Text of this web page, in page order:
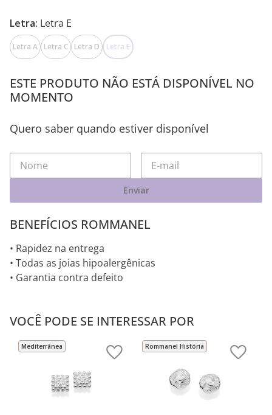
Letra: Letra E
Letra A Letra C Letra D Letra E
ESTE PRODUTO NÃO ESTÁ DISPONÍVEL NO
MOMENTO
Quero saber quando estiver disponível
Enviar
BENEFÍCIOS ROMMANEL
• Rapidez na entrega
• Todas as joias hipoalergênicas
• Garantia contra defeito
VOCÊ PODE SE INTERESSAR POR
Mediterrânea Rommanel História